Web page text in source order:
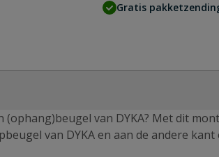
Gratis
van DYKA? Met dit
van DYKA en aan de andere